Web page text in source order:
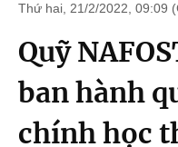
Thứ hai, 21/2/2022, 09:09
Quỹ
ban hành
chính học